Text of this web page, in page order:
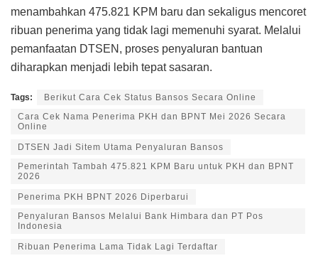
menambahkan 475.821 KPM baru dan sekaligus mencoret
ribuan penerima yang tidak lagi memenuhi syarat. Melalui
pemanfaatan DTSEN, proses penyaluran bantuan
diharapkan menjadi lebih tepat sasaran.
Tags:
Berikut Cara Cek Status Bansos Secara Online
Cara Cek Nama Penerima PKH dan BPNT Mei 2026 Secara
Online
DTSEN Jadi Sitem Utama Penyaluran Bansos
Pemerintah Tambah 475.821 KPM Baru untuk PKH dan BPNT
2026
Penerima PKH BPNT 2026 Diperbarui
Penyaluran Bansos Melalui Bank Himbara dan PT Pos
Indonesia
Ribuan Penerima Lama Tidak Lagi Terdaftar